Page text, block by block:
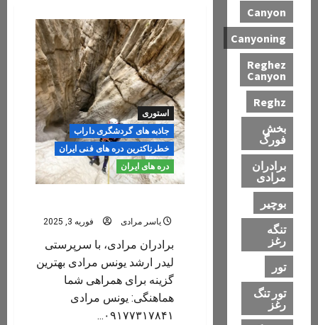
استوری
جاذبه های گردشگری داراب
خطرناکترین دره های فنی ایران
دره های ایران
یاسر مرادی فوریه 3, 2025
برادران مرادی، با سرپرستی
لیدر ارشد یونس مرادی بهترین
گزینه برای همراهی شما
هماهنگی: یونس مرادی
۰۹۱۷۷۳۱۷۸۴۱...
Canyon
Canyoning
Reghez
Canyon
Reghz
بخش
فورگ
برادران
مرادی
بوچیر
تنگه
رغز
تور
تور تنگ
رغز